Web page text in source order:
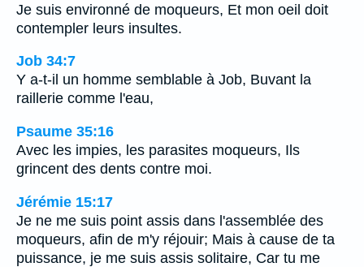
Je suis environné de moqueurs, Et mon oeil doit
contempler leurs insultes.
Job 34:7
Y a-t-il un homme semblable à Job, Buvant la
raillerie comme l'eau,
Psaume 35:16
Avec les impies, les parasites moqueurs, Ils
grincent des dents contre moi.
Jérémie 15:17
Je ne me suis point assis dans l'assemblée des
moqueurs, afin de m'y réjouir; Mais à cause de ta
puissance, je me suis assis solitaire, Car tu me